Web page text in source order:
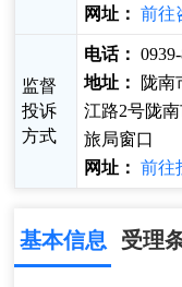
网址： 前往
监督
投诉
方式
电话：
地址：
陇南
江路2号陇
旅局窗口
网址： 前往
基本信息 受理